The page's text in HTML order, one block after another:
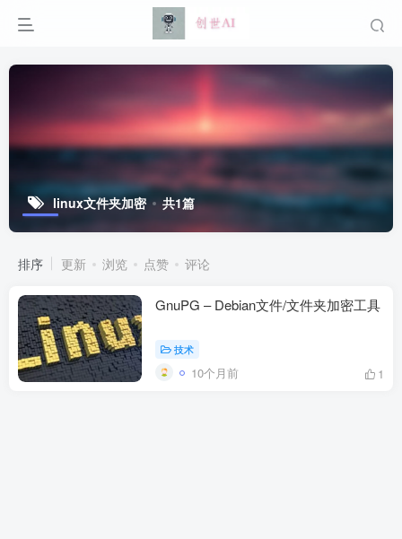
linux文件夹加密 共1篇
排序 更新 浏览 点赞 评论
GnuPG – Debian文件/文件夹加密工具
技术
10个月前 1